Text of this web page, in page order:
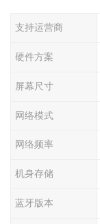
支持运营商
硬件方案
屏幕尺寸
网络模式
网络频率
机身存储
蓝牙版本